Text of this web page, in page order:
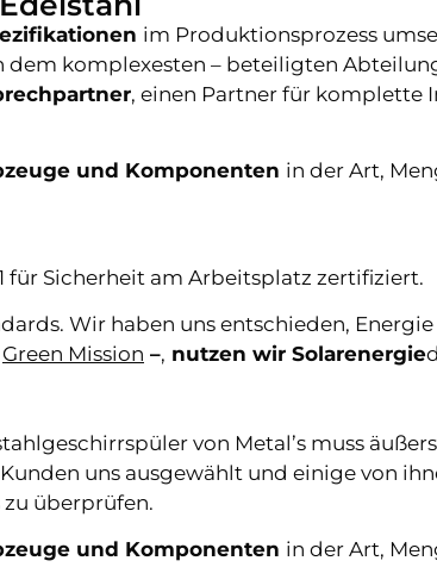
im Produktionsprozess
komplexesten – beteiligten
, einen Partner für komplette
und Komponenten in der Art,
für Sicherheit am Arbeitsplatz zertifiziert.
Wir haben uns entschieden,
Green Mission –, nutzen wir Solarenergie
von Metal’s muss
uns ausgewählt und einige von
überprüfen.
und Komponenten in der Art,